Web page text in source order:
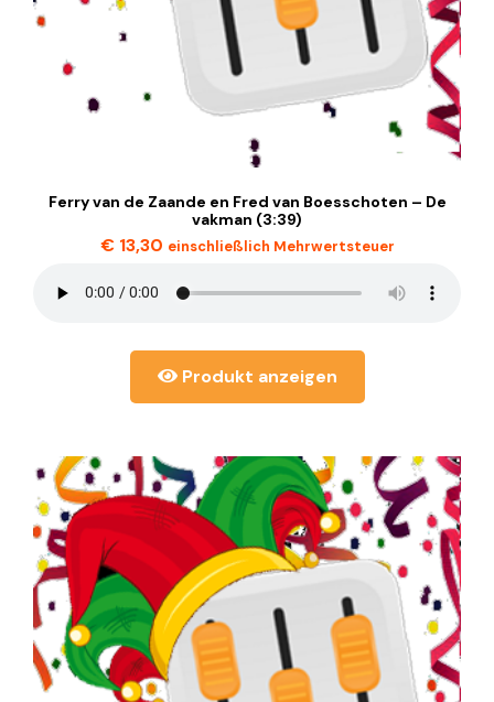
Ferry van de Zaande en Fred van Boesschoten – De
vakman (3:39)
€13,30 einschließlich Mehrwertsteuer
Produkt anzeigen